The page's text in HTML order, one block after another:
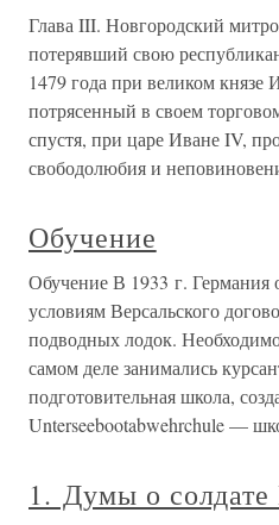
Глава III. Новгородский
потерявший свою
1479 года при великом князе
потрясенный в своем
спустя, при царе Иване IV,
свободолюбия и
Обучение
Обучение В 1933 г. Германия
условиям Версальского
подводных лодок.
самом деле занимались
подготовительная школа,
Unterseebootabwehrchule —
1. Думы о